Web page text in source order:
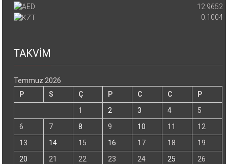
12.9652
0.1004
TAKVİM
Temmuz 2026
P
S Ç P C C
P
1
2 3 4
5
6
7 8 9 10 11
12
13
14 15 16 17 18
19
20
21 22 23 24 25
26